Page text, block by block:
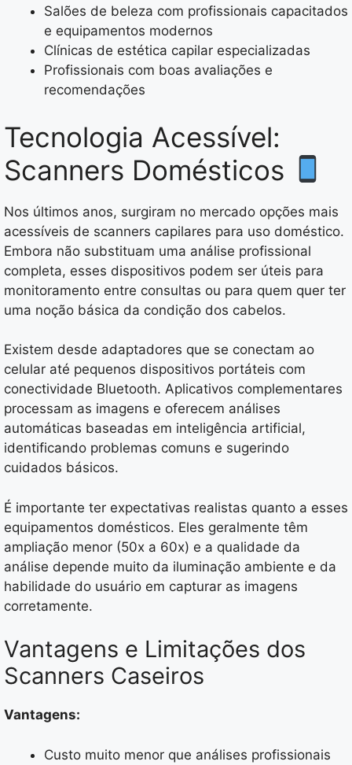
Salões de beleza com profissionais capacitados
e equipamentos modernos
Clínicas de estética capilar especializadas
Profissionais com boas avaliações e
recomendações
Tecnologia Acessível:
Scanners Domésticos
Nos últimos anos, surgiram no mercado opções mais
acessíveis de scanners capilares para uso doméstico.
Embora não substituam uma análise profissional
completa, esses dispositivos podem ser úteis para
monitoramento entre consultas ou para quem quer ter
uma noção básica da condição dos cabelos.
Existem desde adaptadores que se conectam ao
celular até pequenos dispositivos portáteis com
conectividade Bluetooth. Aplicativos complementares
processam as imagens e oferecem análises
automáticas baseadas em inteligência artificial,
identificando problemas comuns e sugerindo
cuidados básicos.
É importante ter expectativas realistas quanto a esses
equipamentos domésticos. Eles geralmente têm
ampliação menor (50x a 60x) e a qualidade da
análise depende muito da iluminação ambiente e da
habilidade do usuário em capturar as imagens
corretamente.
Vantagens e Limitações dos
Scanners Caseiros
Vantagens:
Custo muito menor que análises profissionais